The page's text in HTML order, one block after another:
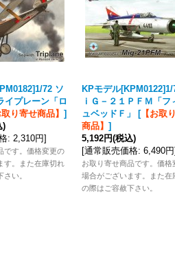
72 ソ
イプレーン「ロ
り寄せ商品】 ]
)
: 2,310円]
です。価格変更の
す。また在庫切れ
い。
KPモデル[KPM0122]1/
ｉＧ－２１ＰＦＭ「フ
ュベッドＦ」
[【お取
商品】 ]
5,192円(税込)
[通常販売価格: 6,490円]
お取り寄せ商品です。価格
場合がございます。また在
の際はご容赦下さい。